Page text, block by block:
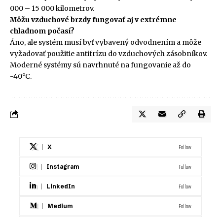
000 – 15 000 kilometrov.
Môžu vzduchové brzdy fungovať aj v extrémne
chladnom počasí?
Áno, ale systém musí byť vybavený odvodnením a môže
vyžadovať použitie antifrízu do vzduchových zásobníkov.
Moderné systémy sú navrhnuté na fungovanie až do
-40°C.
X Follow
Instagram Follow
LinkedIn Follow
Medium Follow